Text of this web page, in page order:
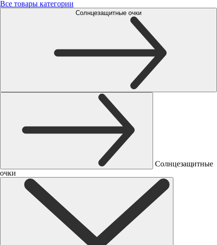
Все товары категории
Солнцезащитные очки
Солнцезащитные
очки